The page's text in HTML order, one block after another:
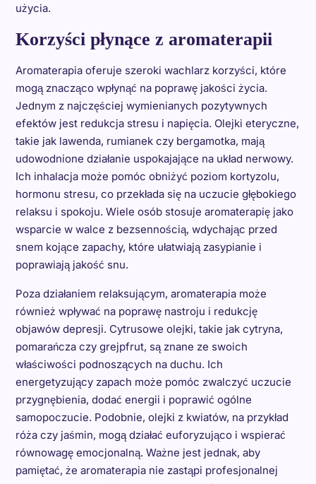
użycia.
Korzyści płynące z aromaterapii
Aromaterapia oferuje szeroki wachlarz korzyści, które
mogą znacząco wpłynąć na poprawę jakości życia.
Jednym z najczęściej wymienianych pozytywnych
efektów jest redukcja stresu i napięcia. Olejki eteryczne,
takie jak lawenda, rumianek czy bergamotka, mają
udowodnione działanie uspokajające na układ nerwowy.
Ich inhalacja może pomóc obniżyć poziom kortyzolu,
hormonu stresu, co przekłada się na uczucie głębokiego
relaksu i spokoju. Wiele osób stosuje aromaterapię jako
wsparcie w walce z bezsennością, wdychając przed
snem kojące zapachy, które ułatwiają zasypianie i
poprawiają jakość snu.
Poza działaniem relaksującym, aromaterapia może
również wpływać na poprawę nastroju i redukcję
objawów depresji. Cytrusowe olejki, takie jak cytryna,
pomarańcza czy grejpfrut, są znane ze swoich
właściwości podnoszących na duchu. Ich
energetyzujący zapach może pomóc zwalczyć uczucie
przygnębienia, dodać energii i poprawić ogólne
samopoczucie. Podobnie, olejki z kwiatów, na przykład
róża czy jaśmin, mogą działać euforyzująco i wspierać
równowagę emocjonalną. Ważne jest jednak, aby
pamiętać, że aromaterapia nie zastąpi profesjonalnej